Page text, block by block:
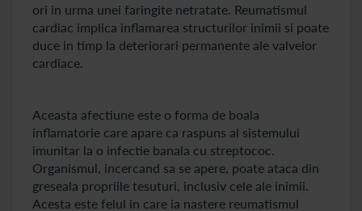
ori in urma unei faringite netratate. Reumatismul
cardiac implica inflamarea structurilor inimii si poate
duce in timp la deteriorari permanente ale valvelor
cardiace.
Aceasta afectiune este o forma de boala
inflamatorie care apare ca raspuns al sistemului
imunitar la o infectie banala cu streptococ.
Organismul, incercand sa se apere, poate ataca din
greseala propriile tesuturi, inclusiv cele ale inimii.
Acesta este felul in care ia nastere reumatismul